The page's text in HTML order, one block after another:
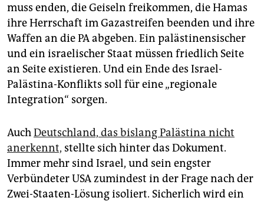
muss enden, die Geiseln freikommen, die Hamas
ihre Herrschaft im Gazastreifen beenden und ihre
Waffen an die PA abgeben. Ein palästinensischer
und ein israelischer Staat müssen friedlich Seite
an Seite existieren. Und ein Ende des Israel-
Palästina-Konflikts soll für eine „regionale
Integration“ sorgen.
AuchDeutschland, das bislang Palästina nicht
anerkennt, stellte sich hinter das Dokument.
Immer mehr sind Israel, und sein engster
Verbündeter USA zumindest in der Frage nach der
Zwei-Staaten-Lösung isoliert. Sicherlich wird ein